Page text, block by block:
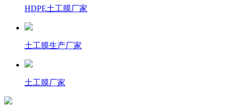
HDPE土工膜厂家
土工膜生产厂家
土工膜厂家